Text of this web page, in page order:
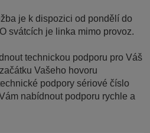
je k dispozici od pondělí do
svátcích je linka mimo provoz.
technickou podporu pro Váš
Vašeho hovoru
podpory sériové číslo
nabídnout podporu rychle a